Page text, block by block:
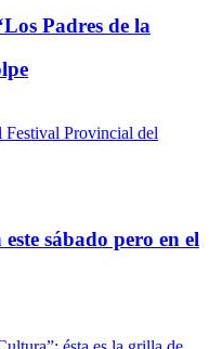
Padres de la
sábado pero en el